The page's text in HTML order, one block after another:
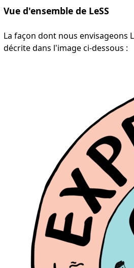
Vue d'ensemble de LeSS
La façon dont nous envisageons
décrite dans l'image ci-dessous :